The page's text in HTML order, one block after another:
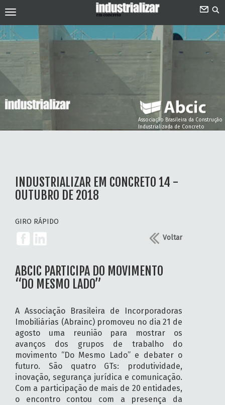
Associação Brasileira da Construção
Industrializada de Concreto
INDUSTRIALIZAR EM CONCRETO 14 -
OUTUBRO DE 2018
GIRO RÁPIDO
Voltar
ABCIC PARTICIPA DO MOVIMENTO
“DO MESMO LADO”
A Associação Brasileira de Incorporadoras
Imobiliárias (Abrainc) promoveu no dia 21 de
agosto uma reunião para mostrar os
avanços dos grupos de trabalho do
movimento “Do Mesmo Lado” e debater o
futuro. São quatro GTs: produtividade,
inovação, segurança jurídica e comunicação.
Com a participação de mais de 20 entidades,
o encontro contou com a presença da